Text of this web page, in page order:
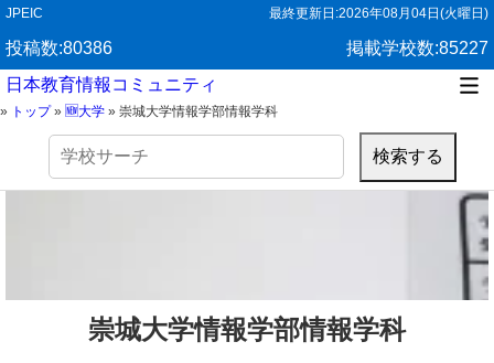
JPEIC 最終更新日:2026年08月04日(火曜日)
投稿数:80386
掲載学校数:85227
日本教育情報コミュニティ
» トップ» 🆕大学 » 崇城大学情報学部情報学科
検
崇城大学情報学部情報学科